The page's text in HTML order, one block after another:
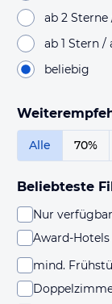
ab 2
ab 1 Stern
beliebig
Alle 70%
Beliebteste
Nur
Award-Hotels
mind.